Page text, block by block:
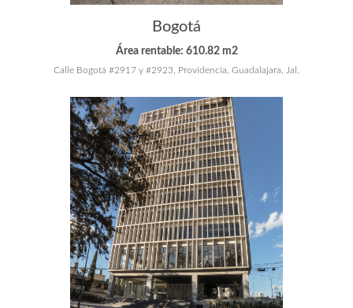
Bogotá
Área rentable: 610.82 m2
Calle Bogotá #2917 y #2923, Providencia, Guadalajara, Jal.